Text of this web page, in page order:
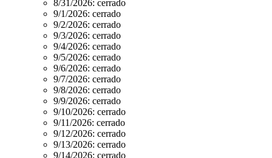
8/31/2026: cerrado
9/1/2026: cerrado
9/2/2026: cerrado
9/3/2026: cerrado
9/4/2026: cerrado
9/5/2026: cerrado
9/6/2026: cerrado
9/7/2026: cerrado
9/8/2026: cerrado
9/9/2026: cerrado
9/10/2026: cerrado
9/11/2026: cerrado
9/12/2026: cerrado
9/13/2026: cerrado
9/14/2026: cerrado